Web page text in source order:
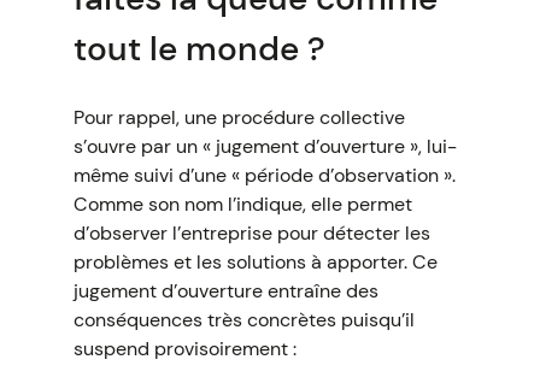
tout le monde ?
Pour rappel, une procédure collective
s’ouvre par un « jugement d’ouverture », lui-
même suivi d’une « période d’observation ».
Comme son nom l’indique, elle permet
d’observer l’entreprise pour détecter les
problèmes et les solutions à apporter. Ce
jugement d’ouverture entraîne des
conséquences très concrètes puisqu’il
suspend provisoirement :